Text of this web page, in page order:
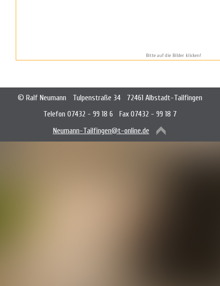
Bitte auf die Bilder klicken!
© Ralf Neumann Tulpenstraße 34
72461 Albstadt-Tailfingen
Telefon 07432 - 99 18 6
Fax 07432 - 99 18 7
Neumann-Tailfingen@t-online.de